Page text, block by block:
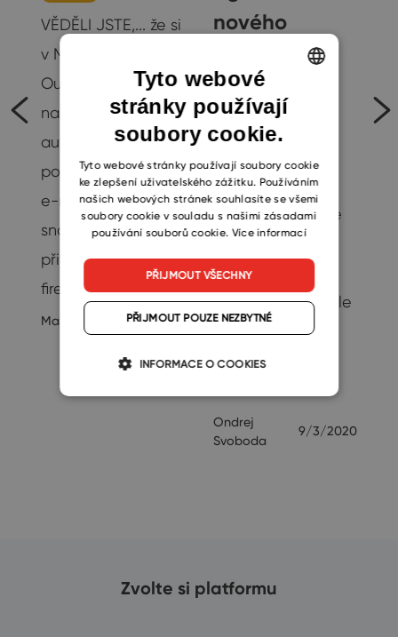
VĚDĚLI JSTE,... že si
v Microsoft
Outlooku můžete
nastavit
automatický
podpis pro odchozí
e-maily? Podpis
snadno
přizpůsobíte vaší
firemní identitě,…
Martin Štefko 8/8/2022
nového
pomocí CRM
systému
Příchod nového
kolegy do firmy je
vždy příslibem
lepších výsledků.
Díky čerstvé posile
navíc mohou být
produktivnější i
Ondrej
Svoboda
9/3/2020
Zvolte si platformu
ENGLISH
CZECH
SLOVAK
Tyto webové
stránky používají
soubory cookie.
Tyto webové stránky používají soubory cookie
ke zlepšení uživatelského zážitku. Používáním
našich webových stránek souhlasíte se všemi
soubory cookie v souladu s našimi zásadami
používání souborů cookie. Více informací
PŘIJMOUT VŠECHNY
PŘIJMOUT POUZE NEZBYTNÉ
INFORMACE O COOKIES